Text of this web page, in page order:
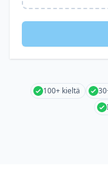
100+ kieltä